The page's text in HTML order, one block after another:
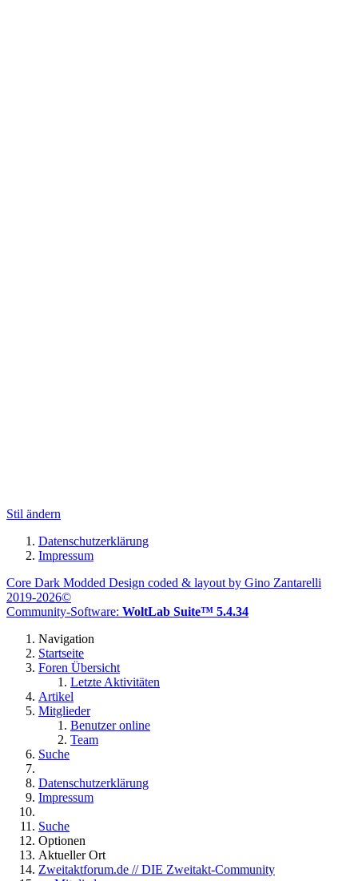
Stil ändern
Datenschutzerklärung
Impressum
Core Dark Modded Design coded & layout by Gino Zantarelli
2019-2026©
Community-Software: WoltLab Suite™ 5.4.34
Navigation
Startseite
Foren Übersicht
Letzte Aktivitäten
Artikel
Mitglieder
Benutzer online
Team
Suche
Datenschutzerklärung
Impressum
Suche
Optionen
Aktueller Ort
Zweitaktforum.de // DIE Zweitakt-Community